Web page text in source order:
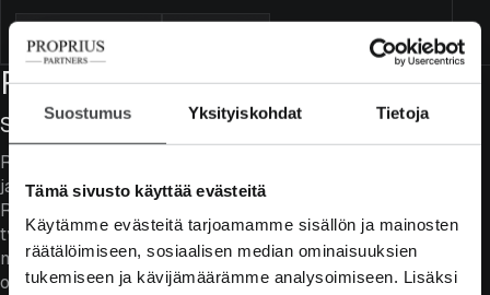
Suostumus Yksityiskohdat Tietoja
Tämä sivusto käyttää evästeitä
Käytämme evästeitä tarjoamamme sisällön ja mainosten
räätälöimiseen, sosiaalisen median ominaisuuksien
tukemiseen ja kävijämäärämme analysoimiseen. Lisäksi
Rahaston ominaisuudet
Sijoittaminen laatu- ja kasvuyhtiöihin
Rahaston laatu välittyy kovina oman pääoman tuottoina
ja erityisesti matalana tuloskasvuvolatiliteettina.
Rahaston yhtiöiden liikevaihto ja tuloskasvut ovat
tyypillisesti kaksi kertaa korkeammat kuin laajalla
markkinalla. Vahvan laadun ja kasvun myötä rahastossa
ollaan valmiita maksamaan korkeampia